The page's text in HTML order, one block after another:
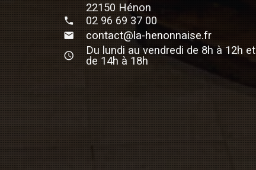
22150 Hénon
02 96 69 37 00
contact@la-henonnaise.fr
Du lundi au vendredi de 8h à 12h et
de 14h à 18h